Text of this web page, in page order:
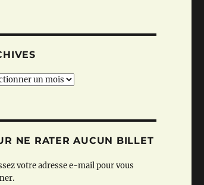
NE RATER AUCUN BILLET
votre adresse e-mail pour vous